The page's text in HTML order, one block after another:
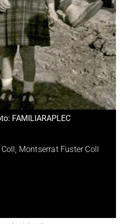
FAMILIARAPLEC
Montserrat Fuster Coll